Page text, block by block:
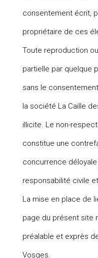
consentement écrit,
propriétaire de ces
Toute reproduction
partielle par quelque
sans le
la société La Caille
illicite. Le non-
constitue une
concurrence
responsabilité civile
La mise en place de
page du présent site
préalable et exprès
Vosges.